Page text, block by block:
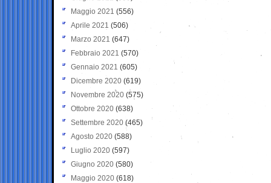
Maggio 2021 (556)
Aprile 2021 (506)
Marzo 2021 (647)
Febbraio 2021 (570)
Gennaio 2021 (605)
Dicembre 2020 (619)
Novembre 2020 (575)
Ottobre 2020 (638)
Settembre 2020(465)
Agosto 2020 (588)
Luglio 2020 (597)
Giugno 2020 (580)
Maggio 2020 (618)